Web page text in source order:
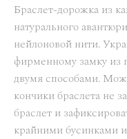
Браслет-дорожка из
натурального
нейлоновой нити.
фирменному замку из
двумя способами.
кончики браслета не
браслет и
крайними бусинками